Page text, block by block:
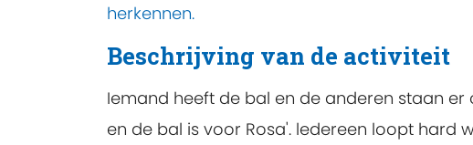
herkennen.
Beschrijving van de activiteit
Iemand heeft de bal en de anderen staan
en de bal is voor Rosa'. ledereen loopt hard